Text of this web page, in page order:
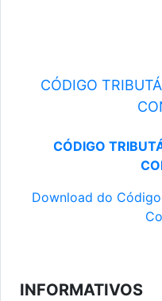
CÓDIGO
CÓDIGO
Download do
INFORMATIVOS